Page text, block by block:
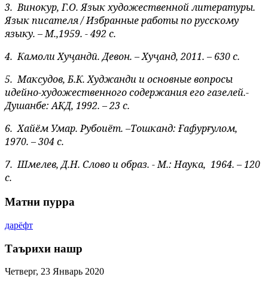
3. Винокур, Г.О. Язык художественной литературы.
Язык писателя / Избранные работы по русскому
языку. – М.,1959. - 492 с.
4. Камоли Хуҷандӣ. Девон. – Хуҷанд, 2011. – 630 с.
5. Максудов, Б.К. Худжанди и основные вопросы
идейно-художественного содержания его газелей.-
Душанбе: АКД, 1992. – 23 с.
6. Хайём Умар. Рубоиёт. –Тошканд: Ғафурғулом,
1970. – 304 с.
7. Шмелев, Д.Н. Слово и образ. - М.: Наука, 1964. – 120
с.
Матни пурра
дарёфт
Таърихи нашр
Четверг, 23 Январь 2020